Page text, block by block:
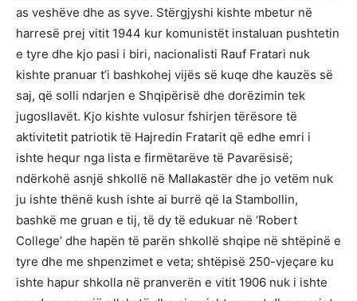
as veshëve dhe as syve. Stërgjyshi kishte mbetur në
harresë prej vitit 1944 kur komunistët instaluan pushtetin
e tyre dhe kjo pasi i biri, nacionalisti Rauf Fratari nuk
kishte pranuar t’i bashkohej vijës së kuqe dhe kauzës së
saj, që solli ndarjen e Shqipërisë dhe dorëzimin tek
jugosllavët. Kjo kishte vulosur fshirjen tërësore të
aktivitetit patriotik të Hajredin Fratarit që edhe emri i
ishte hequr nga lista e firmëtarëve të Pavarësisë;
ndërkohë asnjë shkollë në Mallakastër dhe jo vetëm nuk
ju ishte thënë kush ishte ai burrë që la Stambollin,
bashkë me gruan e tij, të dy të edukuar në ‘Robert
College’ dhe hapën të parën shkollë shqipe në shtëpinë e
tyre dhe me shpenzimet e veta; shtëpisë 250-vjeçare ku
ishte hapur shkolla në pranverën e vitit 1906 nuk i ishte